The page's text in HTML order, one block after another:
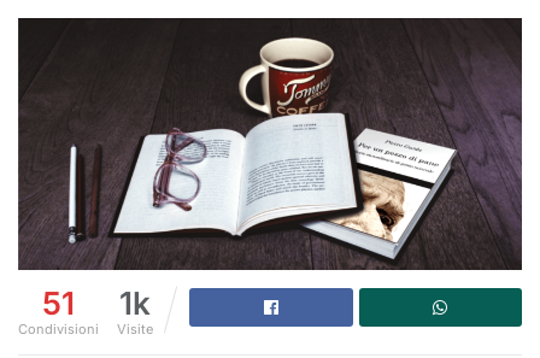
51
Condivisioni
1k
Visite